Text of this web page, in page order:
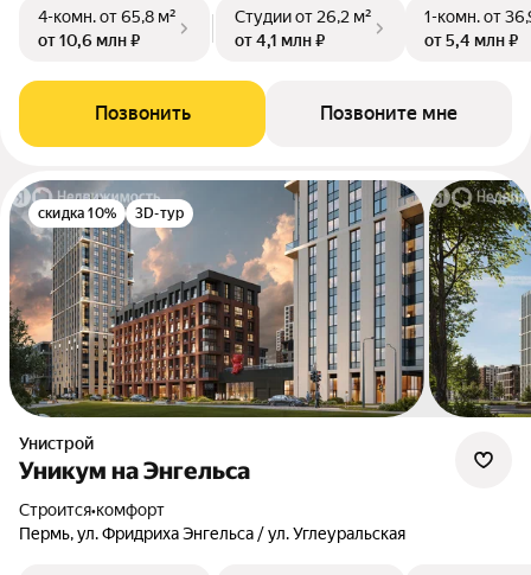
4-комн.от 65,8 м²
от 10,6 млн ₽
Студииот 26,2 м²
от 4,1 млн ₽
1-комн.от
от 5,4 млн ₽
Позвонить Позвоните мне
скидка 10% 3D-тур
Унистрой
Уникум на Энгельса
Строится•комфорт
Пермь, ул. Фридриха Энгельса / ул. Углеуральская